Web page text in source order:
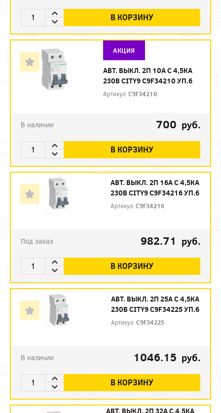
В КОРЗИНУ
АКЦИЯ
АВТ. ВЫКЛ. 2П 10А С 4,5КА
230В CITY9 C9F34210 УП.6
Артикул:C9F34210
В наличии 700 руб.
В КОРЗИНУ
АВТ. ВЫКЛ. 2П 16А С 4,5КА
230В CITY9 C9F34216 УП.6
Артикул:C9F34216
Под заказ 982.71 руб.
В КОРЗИНУ
АВТ. ВЫКЛ. 2П 25А С 4,5КА
230В CITY9 C9F34225 УП.6
Артикул:C9F34225
В наличии 1046.15 руб.
В КОРЗИНУ
АВТ. ВЫКЛ. 2П 32А С 4,5КА